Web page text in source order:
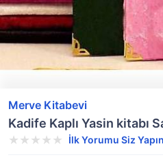
Merve Kitabevi
Kadife Kaplı Yasin kitabı
İlk Yorumu Siz Yapın